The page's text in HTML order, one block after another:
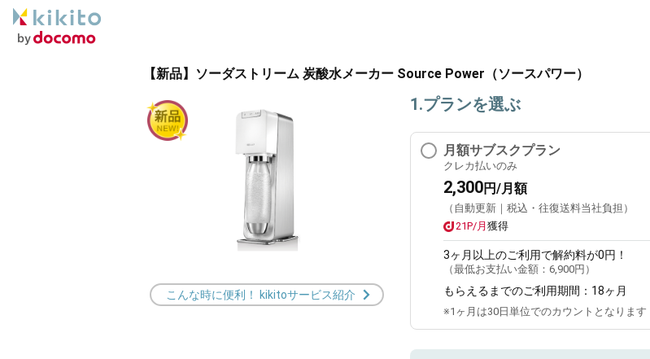
【新品】ソーダストリーム 炭酸水メーカー Source Power（ソースパワー）
こんな時に便利！ kikitoサービス紹介
1.プランを選ぶ
月額サブスクプラン
クレカ払いのみ
2,300円/月額
（自動更新｜税込・往復送料当社負担）
21P/月 獲得
3ヶ月 以上のご利用で解約料が0円！
（最低お支払い金額： 6,900円 ）
もらえるまでのご利用期間： 18ヶ月
※1ヶ月は30日単位でのカウントとなります